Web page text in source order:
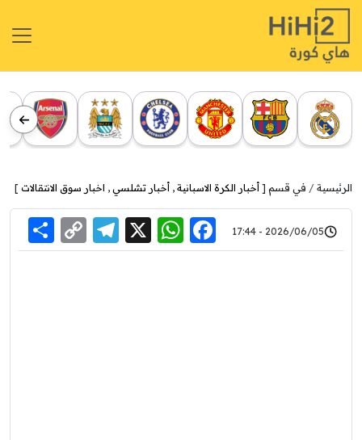
الرئيسية في قسم [ أخبار الكرة الاسبانية , أخبار تشلسي , اخبار سوق الانتقالات ]
2026/06/05 - 17:44
Facebook
WhatsApp
X
Link